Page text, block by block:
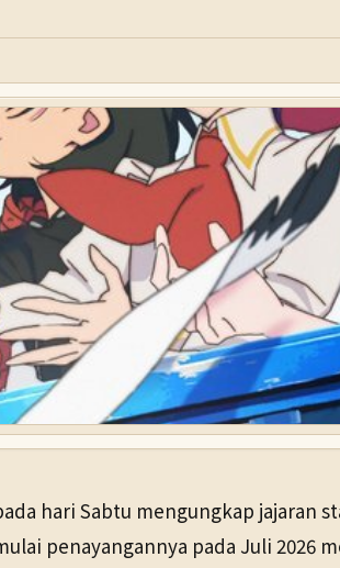
hari Sabtu mengungkap
penayangannya pada Juli 2026